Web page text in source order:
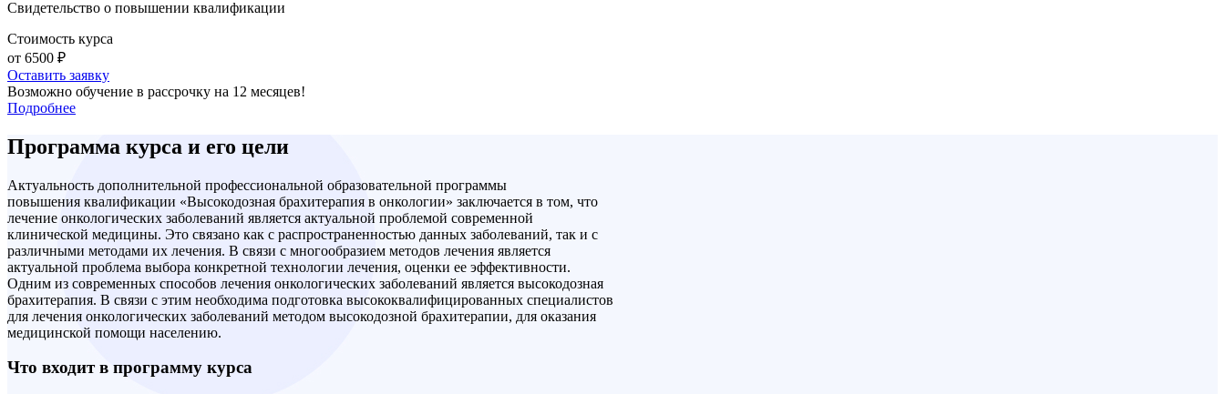
Свидетельство о повышении квалификации
Стоимость курса
от 6500 ₽
Оставить заявку
Возможно обучение в рассрочку на 12 месяцев!
Подробнее
Программа курса и его цели
Актуальность дополнительной профессиональной образовательной программы
повышения квалификации «Высокодозная брахитерапия в онкологии» заключается в том, что
лечение онкологических заболеваний является актуальной проблемой современной
клинической медицины. Это связано как с распространенностью данных заболеваний, так и с
различными методами их лечения. В связи с многообразием методов лечения является
актуальной проблема выбора конкретной технологии лечения, оценки ее эффективности.
Одним из современных способов лечения онкологических заболеваний является высокодозная
брахитерапия. В связи с этим необходима подготовка высококвалифицированных специалистов
для лечения онкологических заболеваний методом высокодозной брахитерапии, для оказания
медицинской помощи населению.
Что входит в программу курса